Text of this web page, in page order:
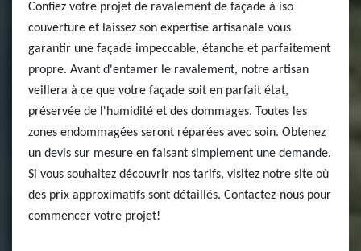
Confiez votre projet de ravalement de façade à iso
couverture et laissez son expertise artisanale vous
garantir une façade impeccable, étanche et parfaitement
propre. Avant d'entamer le ravalement, notre artisan
veillera à ce que votre façade soit en parfait état,
préservée de l'humidité et des dommages. Toutes les
zones endommagées seront réparées avec soin. Obtenez
un devis sur mesure en faisant simplement une demande.
Si vous souhaitez découvrir nos tarifs, visitez notre site où
des prix approximatifs sont détaillés. Contactez-nous pour
commencer votre projet!